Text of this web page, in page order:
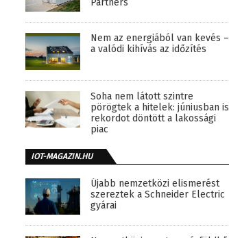
Partners
Nem az energiából van kevés –
a valódi kihívás az időzítés
Soha nem látott szintre
pörögtek a hitelek: júniusban is
rekordot döntött a lakossági
piac
IOT-MAGAZIN.HU
Újabb nemzetközi elismerést
szereztek a Schneider Electric
gyárai